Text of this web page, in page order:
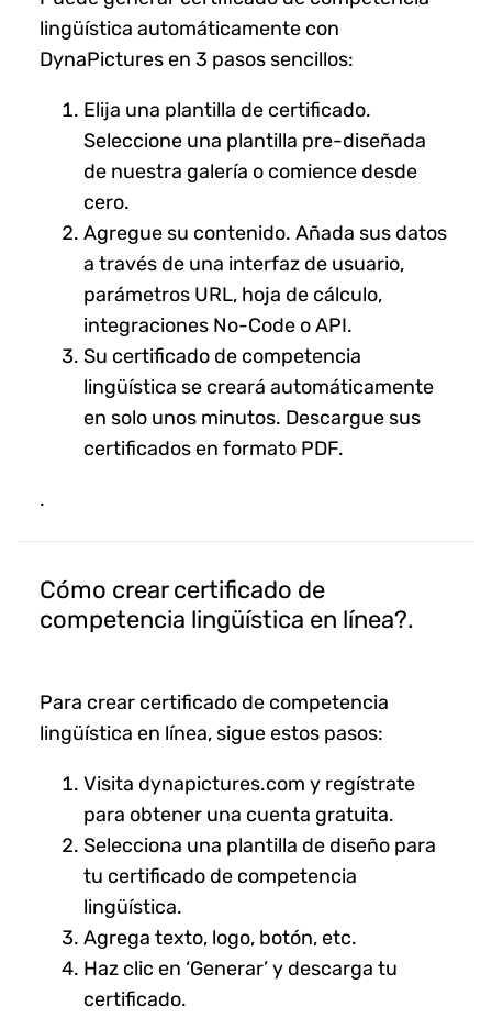
lingüística automáticamente con
DynaPictures en 3 pasos sencillos:
Elija una plantilla de certificado.
Seleccione una plantilla pre-diseñada
de nuestra galería o comience desde
cero.
Agregue su contenido. Añada sus datos
a través de una interfaz de usuario,
parámetros URL, hoja de cálculo,
integraciones No-Code o API.
Su certificado de competencia
lingüística se creará automáticamente
en solo unos minutos. Descargue sus
certificados en formato PDF.
.
Cómo crear certificado de
competencia lingüística en línea?.
Para crear certificado de competencia
lingüística en línea, sigue estos pasos:
Visita dynapictures.com y regístrate
para obtener una cuenta gratuita.
Selecciona una plantilla de diseño para
tu certificado de competencia
lingüística.
Agrega texto, logo, botón, etc.
Haz clic en ‘Generar’ y descarga tu
certificado.